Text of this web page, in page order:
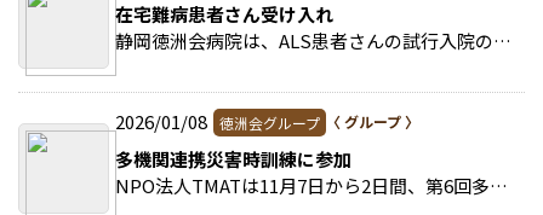
在宅難病患者さん受け入れ
静岡徳洲会病院は、ALS患者さんの試行入院の受け入れを行った。 >>続きを読む
2026/01/08 徳洲会グループ
多機関連携災害時訓練に参加
NPO法人TMATは11月7日から2日間、第6回多機関連携災害時医療救助訓練に参加した。 >>続きを読む